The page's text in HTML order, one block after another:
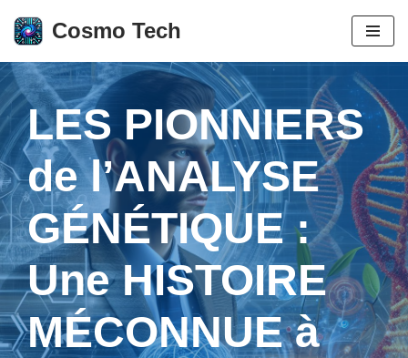
Aller
au
contenu
Cosmo Tech
LES PIONNIERS
de l’ANALYSE
GÉNÉTIQUE :
Une HISTOIRE
MÉCONNUE à